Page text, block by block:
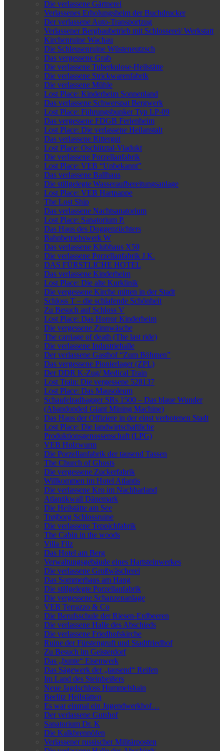
Die verlassene Gärtnerei
Verlassenes Erholungsheim der Buchdrucker
Der verlassene Auto-Transportzug
Verlassener Bergbaubetrieb mit Schlosserei/ Werkstatt
Kirchenruine Wachau
Die Schleusenruine Wüsteneutzsch
Das vergessene Grab
Die verlassene Tuberkulose-Heilstätte
Die verlassene Strickwarenfabrik
Die verlassene Mühle
Lost Place: Kinderheim Sonnenland
Das verlassene Schwerspat Bergwerk
Lost Place: Führungsbunker Typ LP-09
Das vergessene FDGB Ferienheim
Lost Place: Die verlassene Heilanstalt
Das verlassene Rittergut
Lost Place: Oschütztal-Viadukt
Die verlassene Porzellanfabrik
Lost Place: VEB “Unbekannt”
Das verlassene Ballhaus
Die stillgelegte Wasseraufbereitungsanlage
Lost Place: VEB Hartpappe
The Lost Ship
Das verlassene Nachtsanatorium
Lost Place: Sanatorium P.
Das Haus des Doggenzüchters
Bahnbetriebswerk W
Das verlassene Klubhaus X50
Die verlassene Porzellanfabrik J.K.
DAS FÜRSTLICHE HOTEL
Das verlassene Kinderheim
Lost Place: Die alte Kurklinik
Die vergessene Kirche mitten in der Stadt
Schloss T – die schlafende Schönheit
Zu Besuch auf Schloss V
Lost Place: Das Horror Kinderheim
Die vergessene Zinnwäsche
The carriage of death (The last ride)
Die verlassene Industriehalle
Der verlassene Gasthof “Zum Böhmen”
Das vergessene Pionierlager (ZPL)
Der DDR K-Zug/ Medical Train
Lost Train: Die vergessene 528137
Lost Place: Das Mausoleum
Schaufelradbagger SRs 1500 – Das blaue Wunder
(Abandonded Giant Mining Machine)
Das Haus der Offiziere in der einst verbotenen Stadt
Lost Place: Die landwirtschaftliche
Produktionsgenossenschaft (LPG)
VEB Holzwurm
Die Porzellanfabrik der tausend Tassen
The Church of Ghosts
Die vergessene Zuckerfabrik
Willkommen im Hotel Atlantis
Die verlassene Kro im Nachbarland
Atlantikwall Dänemark
Die Heilstätte am See
Trøjborg Schlossruine
Die verlassene Teppichfabrik
The Cabin in the woods
Villa Filz
Das Hotel am Berg
Verwaltungsgebäude eines Hartsteinwerkes
Die verlassene Großwäscherei
Das Sommerhaus am Hang
Die stillgelegte Porzellanfabrik
Die vergessene Schanzenanlage
VEB Terrazzo & Co
Die Berufsschule der Riesen-Erdbeeren
Die verlassene Halle des Abschieds
Die verlassene Friedhofskirche
Ruine der Fürstengruft und Stadtfriedhof
Zu Besuch im Geisterdorf
Das „bunte“ Eisenwerk
Das Sägewerk der „tausend“ Reifen
Im Land des Steinbeißers
Neue Jagdschloss Hummelshain
Beelitz Heilstätten
Es war einmal ein Jugendwerkhof…
Der verlassene Gutshof
Sanatorium Dr. K
Die Kalkbrennöfen
Verlassener russischer Militärposten